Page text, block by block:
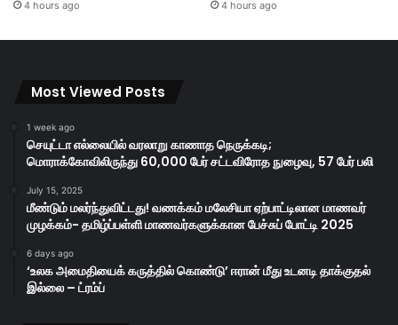
4 hours ago 4 hours ago
Most Viewed Posts
1 week ago
செயுட்டா எல்லையில் வரலாறு காணாத நெருக்கடி;
மொராக்கோவிலிருந்து 60,000 பேர் சட்டவிரோத நுழைவு, 57 பேர் பலி
July 15, 2025
மீண்டும் மலர்ந்துவிட்டது! வணக்கம் மலேசியா ஏற்பாட்டிலான மாணவர்
முழக்கம்- தமிழ்ப்பள்ளி மாணவர்களுக்கான பேச்சுப் போட்டி 2025
6 days ago
‘உலக அமைதியைக் கருத்தில் கொண்டு’ ஈரான் மீது உடனடி தாக்குதல்
இல்லை – ட்ரம்ப்